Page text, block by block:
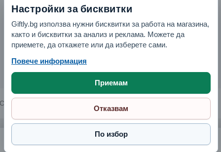
7.29 € Поръчай
Вземи -10% отстъпка в Telegram
Отвори Telegram
Copyright © 2026 GIFTLY.BG. All rights reserved.
Настройки за бисквитки
Giftly.bg използва нужни бисквитки за работа на магазина,
както и бисквитки за анализ и реклама. Можете да
приемете, да откажете или да изберете сами.
Повече информация
Приемам
Отказвам
По избор